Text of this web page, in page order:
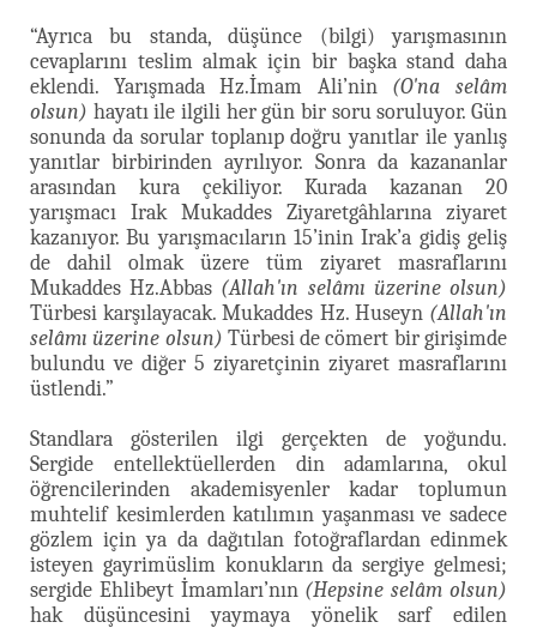
“Ayrıca bu standa, düşünce (bilgi) yarışmasının
cevaplarını teslim almak için bir başka stand daha
eklendi. Yarışmada Hz.İmam Ali’nin (O'na selâm
olsun) hayatı ile ilgili her gün bir soru soruluyor. Gün
sonunda da sorular toplanıp doğru yanıtlar ile yanlış
yanıtlar birbirinden ayrılıyor. Sonra da kazananlar
arasından kura çekiliyor. Kurada kazanan 20
yarışmacı Irak Mukaddes Ziyaretgâhlarına ziyaret
kazanıyor. Bu yarışmacıların 15’inin Irak’a gidiş geliş
de dahil olmak üzere tüm ziyaret masraflarını
Mukaddes Hz.Abbas (Allah'ın selâmı üzerine olsun)
Türbesi karşılayacak. Mukaddes Hz. Huseyn (Allah'ın
selâmı üzerine olsun) Türbesi de cömert bir girişimde
bulundu ve diğer 5 ziyaretçinin ziyaret masraflarını
üstlendi.”
Standlara gösterilen ilgi gerçekten de yoğundu.
Sergide entellektüellerden din adamlarına, okul
öğrencilerinden akademisyenler kadar toplumun
muhtelif kesimlerden katılımın yaşanması ve sadece
gözlem için ya da dağıtılan fotoğraflardan edinmek
isteyen gayrimüslim konukların da sergiye gelmesi;
sergide Ehlibeyt İmamları’nın (Hepsine selâm olsun)
hak düşüncesini yaymaya yönelik sarf edilen